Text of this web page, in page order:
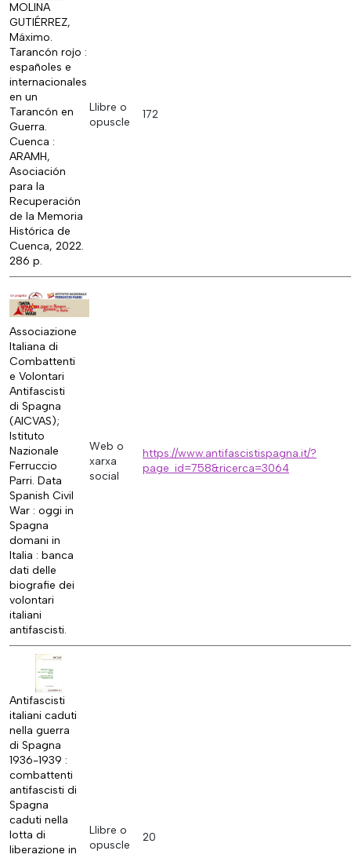
MOLINA
GUTIÉRREZ,
Máximo.
Tarancón rojo :
españoles e
internacionales
en un
Tarancón en
Guerra.
Cuenca :
ARAMH,
Asociación
para la
Recuperación
de la Memoria
Histórica de
Cuenca, 2022.
286 p.
Llibre o
opuscle
172
Associazione
Italiana di
Combattenti
e Volontari
Antifascisti
di Spagna
(AICVAS);
Istituto
Nazionale
Ferruccio
Parri. Data
Spanish Civil
War : oggi in
Spagna
domani in
Italia : banca
dati delle
biografie dei
volontari
italiani
antifascisti.
Web o
xarxa
social
https://www.antifascistispagna.it/?
page_id=758&ricerca=3064
Antifascisti
italiani caduti
nella guerra
di Spagna
1936-1939 :
combattenti
antifascisti di
Spagna
caduti nella
lotta di
liberazione in
Llibre o
opuscle
20